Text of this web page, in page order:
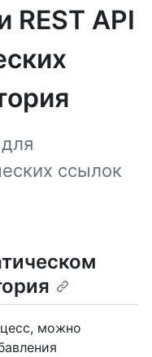
REST API
ссылок
можно